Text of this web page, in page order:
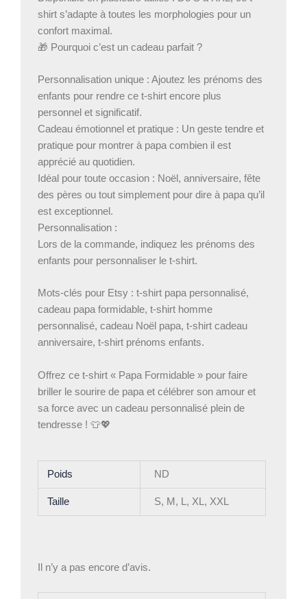
shirt s’adapte à toutes les morphologies pour un
confort maximal.
🎁 Pourquoi c’est un cadeau parfait ?
Personnalisation unique : Ajoutez les prénoms des
enfants pour rendre ce t-shirt encore plus
personnel et significatif.
Cadeau émotionnel et pratique : Un geste tendre et
pratique pour montrer à papa combien il est
apprécié au quotidien.
Idéal pour toute occasion : Noël, anniversaire, fête
des pères ou tout simplement pour dire à papa qu’il
est exceptionnel.
Personnalisation :
Lors de la commande, indiquez les prénoms des
enfants pour personnaliser le t-shirt.
Mots-clés pour Etsy : t-shirt papa personnalisé,
cadeau papa formidable, t-shirt homme
personnalisé, cadeau Noël papa, t-shirt cadeau
anniversaire, t-shirt prénoms enfants.
Offrez ce t-shirt « Papa Formidable » pour faire
briller le sourire de papa et célébrer son amour et
sa force avec un cadeau personnalisé plein de
tendresse ! 👕💖
Poids ND
Taille S, M, L, XL, XXL
Il n’y a pas encore d’avis.